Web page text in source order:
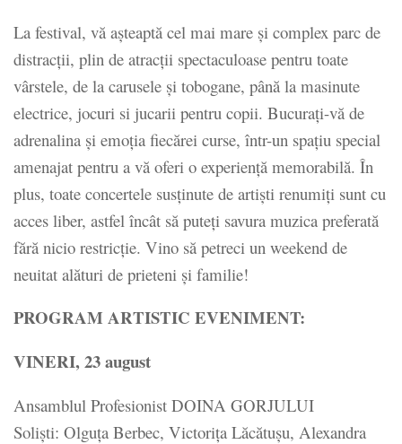
La festival, vă așteaptă cel mai mare și complex parc de
distracții, plin de atracții spectaculoase pentru toate
vârstele, de la carusele și tobogane, până la masinute
electrice, jocuri si jucarii pentru copii. Bucurați-vă de
adrenalina și emoția fiecărei curse, într-un spațiu special
amenajat pentru a vă oferi o experiență memorabilă. În
plus, toate concertele susținute de artiști renumiți sunt cu
acces liber, astfel încât să puteți savura muzica preferată
fără nicio restricție. Vino să petreci un weekend de
neuitat alături de prieteni și familie!
PROGRAM ARTISTIC EVENIMENT:
VINERI, 23 august
Ansamblul Profesionist DOINA GORJULUI
Soliști: Olguța Berbec, Victorița Lăcătușu, Alexandra